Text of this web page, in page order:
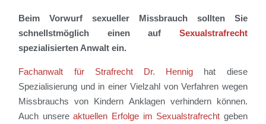
Beim Vorwurf sexueller Missbrauch sollten Sie
schnellstmöglich einen auf Sexualstrafrecht
spezialisierten Anwalt ein.
Fachanwalt für Strafrecht Dr. Hennig hat diese
Spezialisierung und in einer Vielzahl von Verfahren wegen
Missbrauchs von Kindern Anklagen verhindern können.
Auch unsereaktuellen Erfolge im Sexualstrafrecht geben